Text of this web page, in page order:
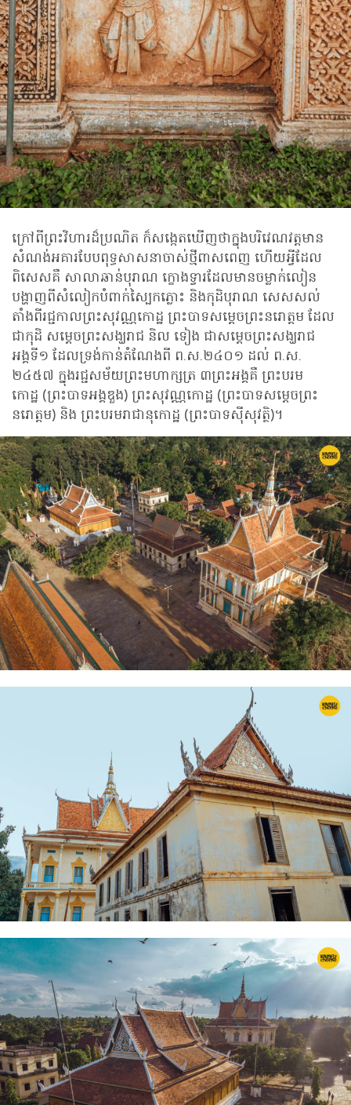
ក្រៅពីព្រះវិហារដ៏ប្រណិត ក៏សង្កេតឃើញថាក្នុងបរិវេណវត្តមាន
សំណង់អគារបែបពុទ្ធសាសនាចាស់ថ្មីពាសពេញ ហើយអ្វីដែល
ពិសេសគឺ សាលាឆាន់បុរាណ ក្ខោងទ្វារដែលមានចម្លាក់លៀន
បង្ហាញពីសំលៀកបំពាក់ស្បៃកភ្លោះ និងកុដិបុរាណ សេសសល់
តាំងពីរជ្ជកាលព្រះសុវណ្ណកោដ្ឋ ព្រះបាទសម្តេចព្រះនរោត្តម ដែល
ជាកុដិ សម្តេចព្រះសង្ឃរាជ និល ទៀង ជាសម្ដេចព្រះសង្ឃរាជ
អង្គទី១ ដែលទ្រង់​កាន់​តំណែង​ពី ​ព.ស.​២៤០១ ដល់ ព.ស.​
២៤៥៧ ក្នុង​រជ្ជ​សម័យ​​ព្រះ​មហាក្សត្រ ​៣​ព្រះ​អង្គគឺ ព្រះ​បរម​
កោដ្ឋ (ព្រះបាទអង្គឌួង) ព្រះ​សុវណ្ណ​កោដ្ឋ (ព្រះបាទសម្តេចព្រះ
នរោត្តម) និង ព្រះបរមរាជានុកោដ្ឋ (ព្រះបាទស៉ីសុវត្ថិ)។